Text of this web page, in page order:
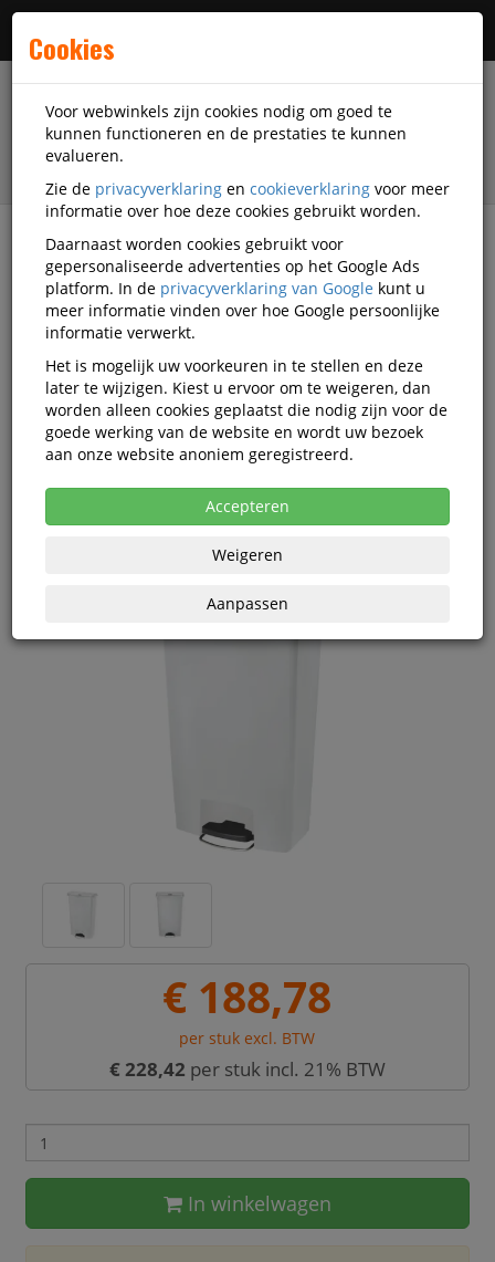
filter
Facilitaire artikelen
Afvalartikelen
Pedaalemmers
Rubbermaid Pedaalemmer Slim Jim
Step On Front Kunststof 68 Liter
Wit
€ 188,78
per stuk excl. BTW
€ 228,42 per stuk incl. 21% BTW
In winkelwagen
Cookies
Voor webwinkels zijn cookies nodig om goed te
kunnen functioneren en de prestaties te kunnen
evalueren.
Zie de privacyverklaring en cookieverklaring voor meer
informatie over hoe deze cookies gebruikt worden.
Daarnaast worden cookies gebruikt voor
gepersonaliseerde advertenties op het Google Ads
platform. In de privacyverklaring van Google kunt u
meer informatie vinden over hoe Google persoonlijke
informatie verwerkt.
Het is mogelijk uw voorkeuren in te stellen en deze
later te wijzigen. Kiest u ervoor om te weigeren, dan
worden alleen cookies geplaatst die nodig zijn voor de
goede werking van de website en wordt uw bezoek
aan onze website anoniem geregistreerd.
Accepteren
Weigeren
Aanpassen